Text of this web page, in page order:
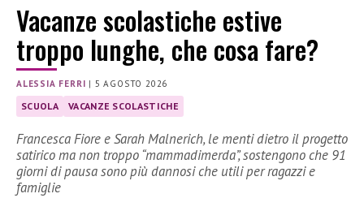
Vacanze scolastiche estive
troppo lunghe, che cosa fare?
ALESSIA FERRI | 5 AGOSTO 2026
SCUOLA VACANZE SCOLASTICHE
Francesca Fiore e Sarah Malnerich, le menti dietro il progetto
satirico ma non troppo “mammadimerda”, sostengono che 91
giorni di pausa sono più dannosi che utili per ragazzi e
famiglie